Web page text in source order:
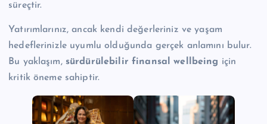
süreçtir.
Yatırımlarınız, ancak kendi değerleriniz ve yaşam
hedeflerinizle uyumlu olduğunda gerçek anlamını bulur.
Bu yaklaşım, sürdürülebilir finansal wellbeing için
kritik öneme sahiptir.